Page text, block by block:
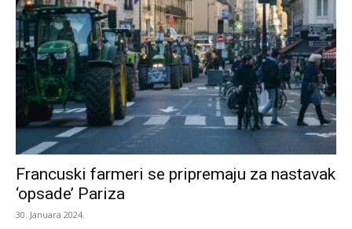
Francuski farmeri se pripremaju za nastavak
‘opsade’ Pariza
30. Januara 2024.